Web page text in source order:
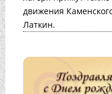
движения
Латкин.